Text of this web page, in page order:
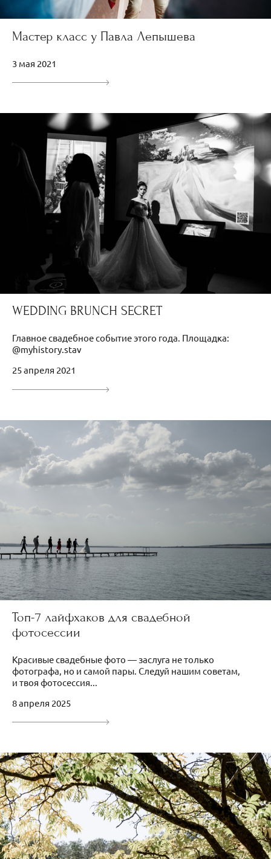
Мастер класс у Павла Лепышева
3 мая 2021
WEDDING BRUNCH SECRET
Главное свадебное событие этого года. Площадка:
@myhistory.stav
25 апреля 2021
Топ-7 лайфхаков для свадебной
фотосессии
Красивые свадебные фото — заслуга не только
фотографа, но и самой пары. Следуй нашим советам,
и твоя фотосессия...
8 апреля 2025